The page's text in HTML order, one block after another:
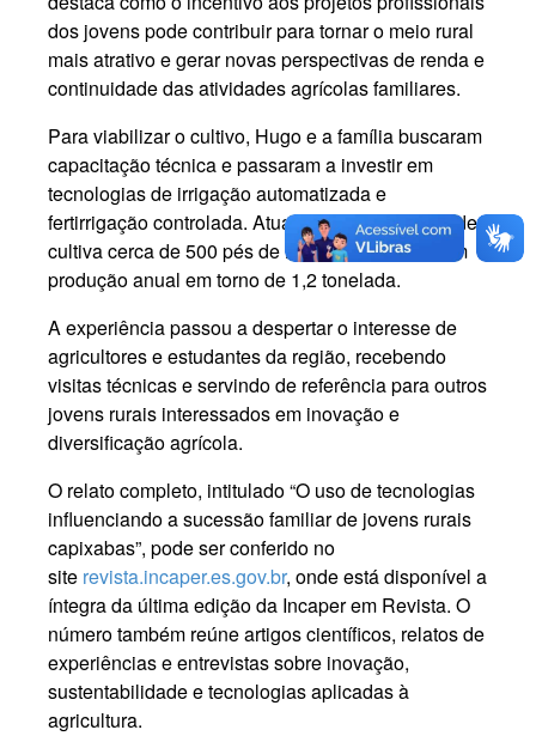
dos jovens pode contribuir para tornar o meio rural
mais atrativo e gerar novas perspectivas de renda e
continuidade das atividades agrícolas familiares.
Para viabilizar o cultivo, Hugo e a família buscaram
capacitação técnica e passaram a investir em
tecnologias de irrigação automatizada e
fertirrigação controlada. Atualmente, a propriedade
cultiva cerca de 500 pés de mirtilo em vasos, com
produção anual em torno de 1,2 tonelada.
A experiência passou a despertar o interesse de
agricultores e estudantes da região, recebendo
visitas técnicas e servindo de referência para outros
jovens rurais interessados em inovação e
diversificação agrícola.
O relato completo, intitulado “O uso de tecnologias
influenciando a sucessão familiar de jovens rurais
capixabas”, pode ser conferido no
site revista.incaper.es.gov.br, onde está disponível a
íntegra da última edição da Incaper em Revista. O
número também reúne artigos científicos, relatos de
experiências e entrevistas sobre inovação,
sustentabilidade e tecnologias aplicadas à
agricultura.